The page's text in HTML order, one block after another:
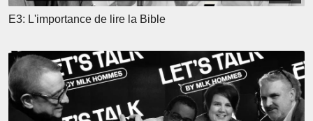
E3: L'importance de lire la Bible